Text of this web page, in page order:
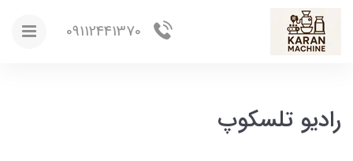
رادیو تلسکوپ